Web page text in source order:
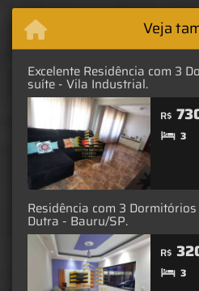
Veja
Excelente Residência com 3
suíte - Vila Industrial.
R$
3
Residência com 3
Dutra - Bauru/SP.
R$
3